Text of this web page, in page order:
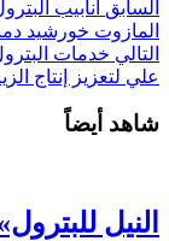
السابق انابيب
المازوت خورشيد
التالي
علي لتعزيز إنتاج
شاهد أيضاً